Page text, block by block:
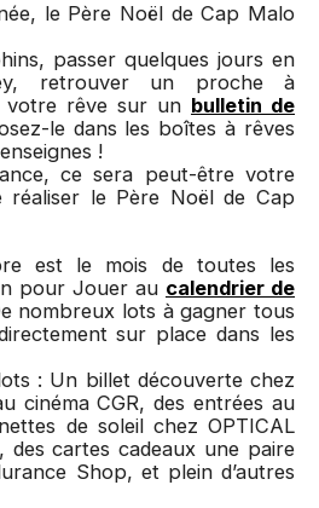
le Père Noël de Cap Malo
passer quelques jours en
retrouver un proche à
votre rêve sur un bulletin de
le dans les boîtes à rêves
!
ce sera peut-être votre
réaliser le Père Noël de Cap
est le mois de toutes les
pour Jouer au calendrier de
nombreux lots à gagner tous
sur place dans les
: Un billet découverte chez
cinéma CGR, des entrées au
de soleil chez OPTICAL
des cartes cadeaux une paire
Shop, et plein d’autres